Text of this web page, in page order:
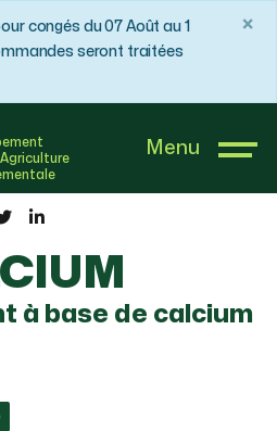
congés du 07 Août au 1
seront traitées
×
Menu
à base de calcium